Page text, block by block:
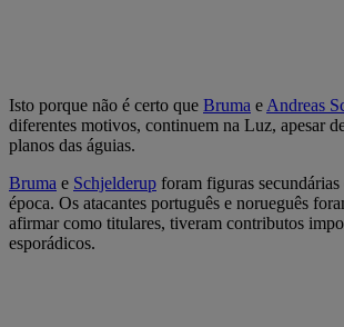
Isto porque não é certo que Bruma e Andreas
diferentes motivos, continuem na Luz, apesar
planos das águias.
Bruma e Schjelderup foram figuras
época. Os atacantes português e norueguês
afirmar como titulares, tiveram contributos
esporádicos.